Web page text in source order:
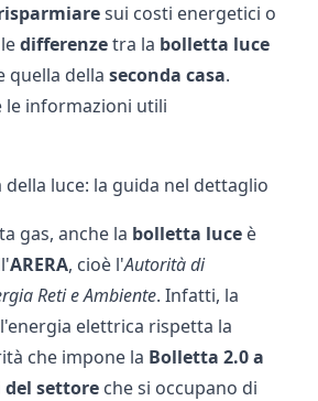
sui costi energetici o
differenzetra la bolletta luce
quella della seconda casa.
le informazioni utili
luce: la guida nel dettaglio
gas, anche la bolletta luce è
ARERA, cioè l'Autorità di
Reti e Ambiente. Infatti, la
elettrica rispetta la
che impone la Bolletta 2.0 a
settore che si occupano di